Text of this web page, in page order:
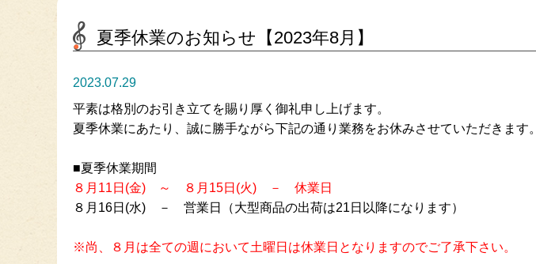
夏季休業のお知らせ【2023年8月】
2023.07.29
平素は格別のお引き立てを賜り厚く御礼申し上げます。
夏季休業にあたり、誠に勝手ながら下記の通り業務をお休みさせていただきます。
■夏季休業期間
８月11日(金) ～ ８月15日(火) － 休業日
８月16日(水) － 営業日（大型商品の出荷は21日以降になります）
※尚、８月は全ての週において土曜日は休業日となりますのでご了承下さい。